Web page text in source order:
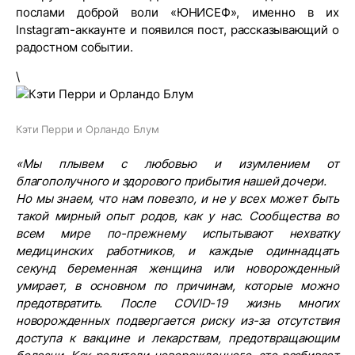
послами доброй воли «ЮНИСЕФ», именно в их
Instagram-аккаунте и появился пост, рассказывающий о
радостном событии.
\
Кэти Перри и Орландо Блум
«Мы плывем с любовью и изумлением от
благополучного и здорового прибытия нашей дочери.
Но мы знаем, что нам повезло, и не у всех может быть
такой мирный опыт родов, как у нас. Сообщества во
всем мире по-прежнему испытывают нехватку
медицинских работников, и каждые одиннадцать
секунд беременная женщина или новорожденный
умирает, в основном по причинам, которые можно
предотвратить. После COVID-19 жизнь многих
новорожденных подвергается риску из-за отсутствия
доступа к вакцине и лекарствам, предотвращающим